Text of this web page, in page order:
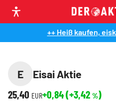
++ Heiß kaufen,
E
Eisai Aktie
25,40 EUR+0,84(+3,42 %)